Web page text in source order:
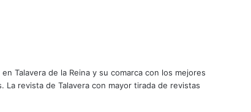
Talavera de la Reina y su comarca con los mejores
revista de Talavera con mayor tirada de revistas